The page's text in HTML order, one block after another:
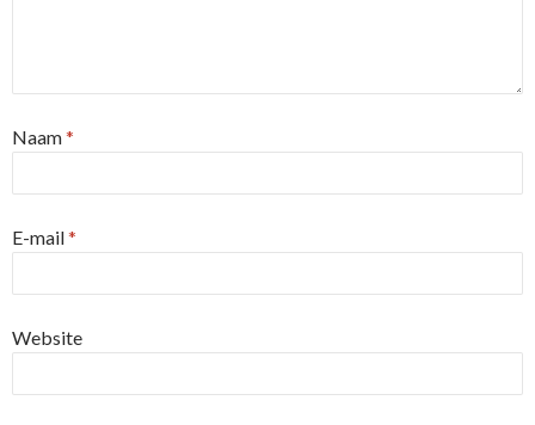
Naam*
E-mail*
Website